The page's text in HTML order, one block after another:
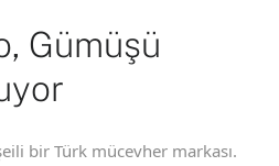
Gümüşü
bir Türk mücevher markası.